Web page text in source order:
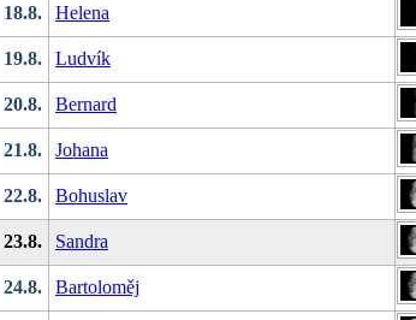
18.8. Helena
19.8. Ludvík
20.8. Bernard
21.8. Johana
22.8. Bohuslav
23.8. Sandra
24.8. Bartoloměj